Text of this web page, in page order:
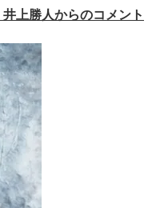
井上勝人からのコメント